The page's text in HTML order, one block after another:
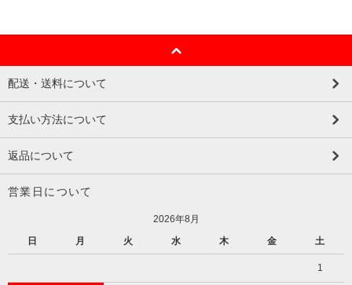
配送・送料について
支払い方法について
返品について
営業日について
2026年8月
日
月 火 水 木 金 土
1